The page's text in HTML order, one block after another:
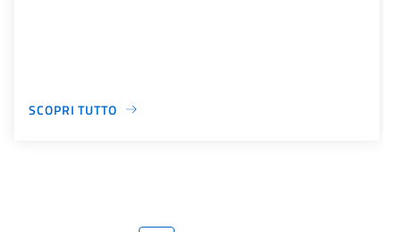
SCOPRI TUTTO